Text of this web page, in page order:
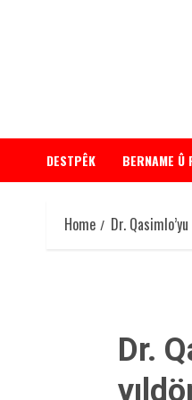
DESTPÊK BERNAME Û
Home Dr.
Dr.